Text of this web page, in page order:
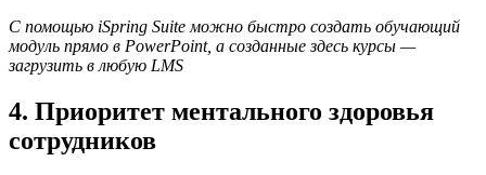
С помощью iSpring Suite можно быстро создать обучающий
модуль прямо в PowerPoint, а созданные здесь курсы —
загрузить в любую LMS
4. Приоритет ментального здоровья
сотрудников